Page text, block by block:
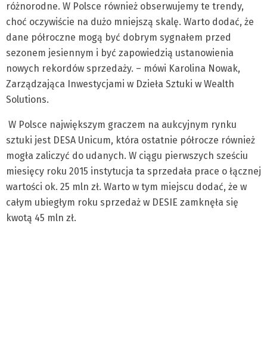
różnorodne. W Polsce również obserwujemy te trendy,
choć oczywiście na dużo mniejszą skalę. Warto dodać, że
dane półroczne mogą być dobrym sygnałem przed
sezonem jesiennym i być zapowiedzią ustanowienia
nowych rekordów sprzedaży. – mówi Karolina Nowak,
Zarządzająca Inwestycjami w Dzieła Sztuki w Wealth
Solutions.
W Polsce największym graczem na aukcyjnym rynku
sztuki jest DESA Unicum, która ostatnie półrocze również
mogła zaliczyć do udanych. W ciągu pierwszych sześciu
miesięcy roku 2015 instytucja ta sprzedała prace o łącznej
wartości ok. 25 mln zł. Warto w tym miejscu dodać, że w
całym ubiegłym roku sprzedaż w DESIE zamknęła się
kwotą 45 mln zł.